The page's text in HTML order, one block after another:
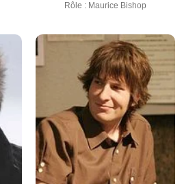
Rôle : Maurice Bishop